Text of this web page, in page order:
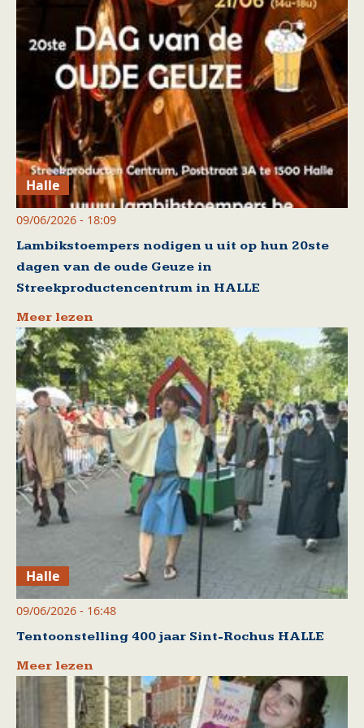
Halle
09/06/2026 - 18:09
Lambikstoempers nodigen u uit op hun 20ste
dagen van de oude Geuze in
Streekproductencentrum in HALLE
Meer lezen
Halle
09/06/2026 - 16:48
Tentoonstelling 400 jaar Sint-Rochus HALLE
Meer lezen